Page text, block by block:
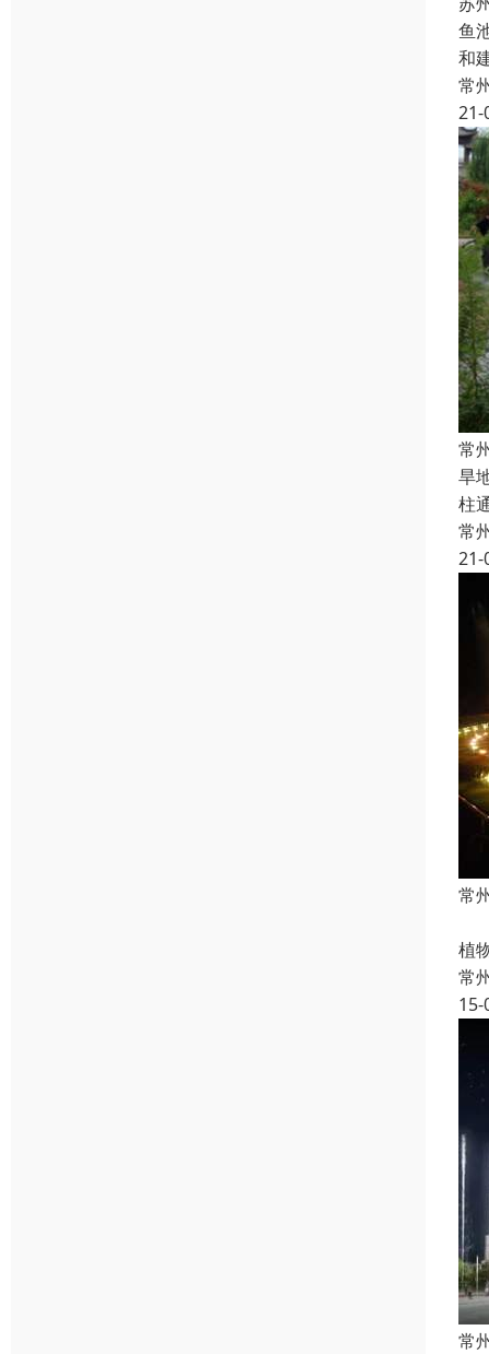
鱼
和
常
21-
常
旱
柱
常
21-
常
植
常
15-
常